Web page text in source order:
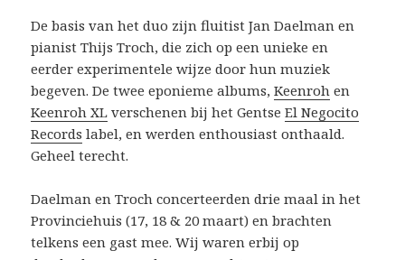
De basis van het duo zijn fluitist Jan Daelman en
pianist Thijs Troch, die zich op een unieke en
eerder experimentele wijze door hun muziek
begeven. De twee eponieme albums,Keenroh en
Keenroh XL verschenen bij het GentseEl Negocito
Records label, en werden enthousiast onthaald.
Geheel terecht.
Daelman en Troch concerteerden drie maal in het
Provinciehuis (17, 18 & 20 maart) en brachten
telkens een gast mee. Wij waren erbij op